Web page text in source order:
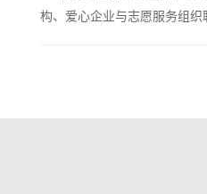
构、爱心企业与志愿服务组织